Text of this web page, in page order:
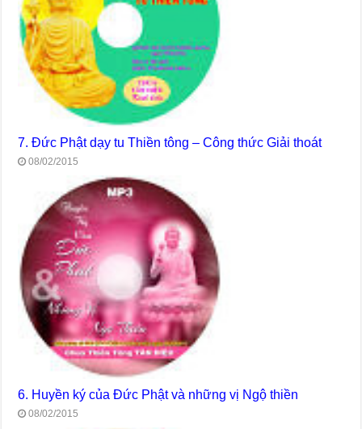
7. Đức Phật dạy tu Thiền tông – Công thức Giải thoát
08/02/2015
6. Huyền ký của Đức Phật và những vị Ngộ thiền
08/02/2015